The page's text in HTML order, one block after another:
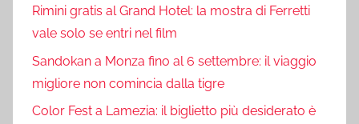
Rimini gratis al Grand Hotel: la mostra di Ferretti
vale solo se entri nel film
Sandokan a Monza fino al 6 settembre: il viaggio
migliore non comincia dalla tigre
Color Fest a Lamezia: il biglietto più desiderato è